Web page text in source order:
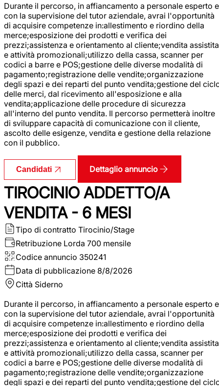
Durante il percorso, in affiancamento a personale esperto e
con la supervisione del tutor aziendale, avrai l'opportunità
di acquisire competenze in:allestimento e riordino della
merce;esposizione dei prodotti e verifica dei
prezzi;assistenza e orientamento al cliente;vendita assistita
e attività promozionali;utilizzo della cassa, scanner per
codici a barre e POS;gestione delle diverse modalità di
pagamento;registrazione delle vendite;organizzazione
degli spazi e dei reparti del punto vendita;gestione del
delle merci, dal ricevimento all'esposizione e alla
vendita;applicazione delle procedure di sicurezza
all'interno del punto vendita. Il percorso permetterà inoltre
di sviluppare capacità di comunicazione con il cliente,
ascolto delle esigenze, vendita e gestione della relazione
con il pubblico.
Candidati Dettaglio annuncio
TIROCINIO ADDETTO/A
VENDITA - 6 MESI
Tipo di contratto Tirocinio/Stage
Retribuzione Lorda 700 mensile
Codice annuncio 350241
Data di pubblicazione 8/8/2026
Città Siderno
Durante il percorso, in affiancamento a personale esperto e
con la supervisione del tutor aziendale, avrai l'opportunità
di acquisire competenze in:allestimento e riordino della
merce;esposizione dei prodotti e verifica dei
prezzi;assistenza e orientamento al cliente;vendita assistita
e attività promozionali;utilizzo della cassa, scanner per
codici a barre e POS;gestione delle diverse modalità di
pagamento;registrazione delle vendite;organizzazione
degli spazi e dei reparti del punto vendita;gestione del